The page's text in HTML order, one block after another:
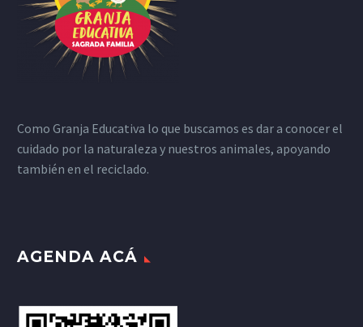
Como Granja Educativa lo que buscamos es dar a conocer el
cuidado por la naturaleza y nuestros animales, apoyando
también en el reciclado.
AGENDA ACÁ